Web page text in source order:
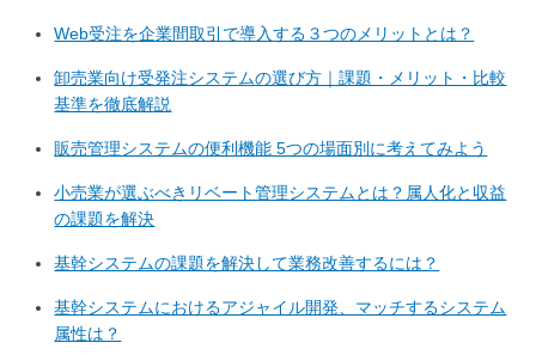
Web受注を企業間取引で導入する３つのメリットとは？
卸売業向け受発注システムの選び方｜課題・メリット・比較
基準を徹底解説
販売管理システムの便利機能 5つの場面別に考えてみよう
小売業が選ぶべきリベート管理システムとは？属人化と収益
の課題を解決
基幹システムの課題を解決して業務改善するには？
基幹システムにおけるアジャイル開発、マッチするシステム
属性は？